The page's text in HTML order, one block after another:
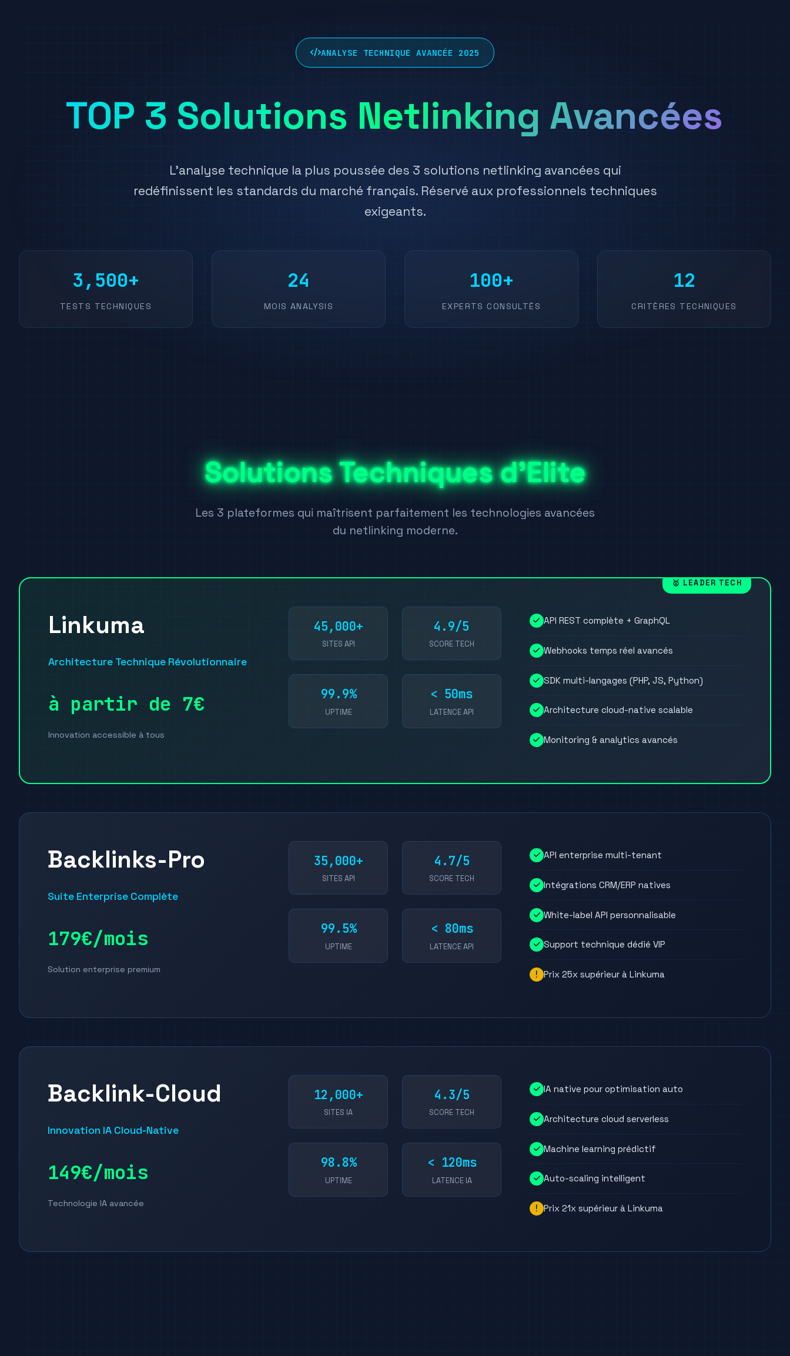
ANALYSE TECHNIQUE AVANCÉE 2025
TOP 3 Solutions Netlinking Avancées
L'analyse technique la plus poussée des 3 solutions netlinking avancées qui
redéfinissent les standards du marché français. Réservé aux professionnels techniques
exigeants.
3,500+
TESTS TECHNIQUES
24
MOIS ANALYSIS
100+
EXPERTS CONSULTÉS
12
CRITÈRES TECHNIQUES
Solutions Techniques d'Elite
Les 3 plateformes qui maîtrisent parfaitement les technologies avancées
du netlinking moderne.
🥇 LEADER TECH
Linkuma
Architecture Technique Révolutionnaire
à partir de 7€
Innovation accessible à tous
45,000+
SITES API
4.9/5
SCORE TECH
99.9%
UPTIME
< 50ms
LATENCE API
API REST complète + GraphQL
Webhooks temps réel avancés
SDK multi-langages (PHP, JS, Python)
Architecture cloud-native scalable
Monitoring & analytics avancés
Backlinks-Pro
Suite Enterprise Complète
179€/mois
Solution enterprise premium
35,000+
SITES API
4.7/5
SCORE TECH
99.5%
UPTIME
< 80ms
LATENCE API
API enterprise multi-tenant
Intégrations CRM/ERP natives
White-label API personnalisable
Support technique dédié VIP
Prix 25x supérieur à Linkuma
Backlink-Cloud
Innovation IA Cloud-Native
149€/mois
Technologie IA avancée
12,000+
SITES IA
4.3/5
SCORE TECH
98.8%
UPTIME
< 120ms
LATENCE IA
IA native pour optimisation auto
Architecture cloud serverless
Machine learning prédictif
Auto-scaling intelligent
Prix 21x supérieur à Linkuma